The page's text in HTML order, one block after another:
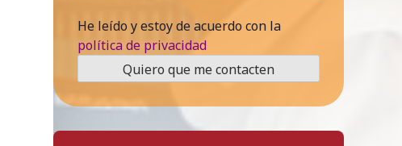
He leído y estoy de acuerdo con la
política de privacidad